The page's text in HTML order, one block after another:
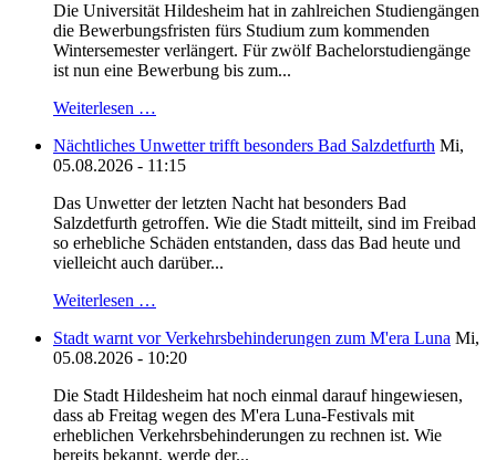
Die Universität Hildesheim hat in zahlreichen Studiengängen
die Bewerbungsfristen fürs Studium zum kommenden
Wintersemester verlängert. Für zwölf Bachelorstudiengänge
ist nun eine Bewerbung bis zum...
Weiterlesen …
Nächtliches Unwetter trifft besonders Bad Salzdetfurth Mi,
05.08.2026 - 11:15
Das Unwetter der letzten Nacht hat besonders Bad
Salzdetfurth getroffen. Wie die Stadt mitteilt, sind im Freibad
so erhebliche Schäden entstanden, dass das Bad heute und
vielleicht auch darüber...
Weiterlesen …
Stadt warnt vor Verkehrsbehinderungen zum M'era Luna Mi,
05.08.2026 - 10:20
Die Stadt Hildesheim hat noch einmal darauf hingewiesen,
dass ab Freitag wegen des M'era Luna-Festivals mit
erheblichen Verkehrsbehinderungen zu rechnen ist. Wie
bereits bekannt, werde der...